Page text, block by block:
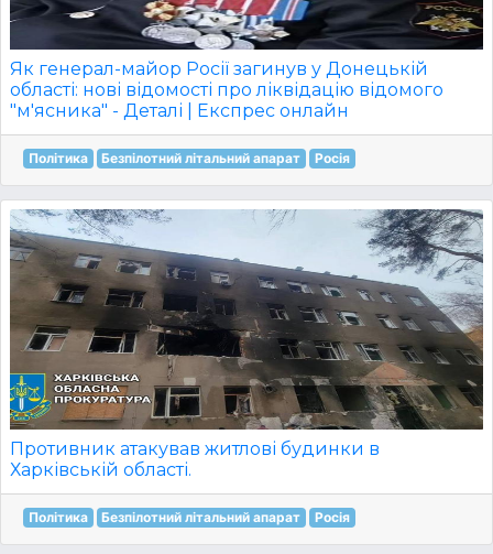
Як генерал-майор Росії загинув у Донецькій
області: нові відомості про ліквідацію відомого
"м'ясника" - Деталі | Експрес онлайн
Політика Безпілотний літальний апарат Росія
Противник атакував житлові будинки в
Харківській області.
Політика Безпілотний літальний апарат Росія